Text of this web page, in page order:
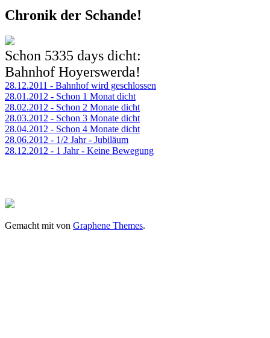
Chronik der Schande!
Schon 5335 days dicht:
Bahnhof Hoyerswerda!
28.12.2011 - Bahnhof wird geschlossen
28.01.2012 - Schon 1 Monat dicht
28.02.2012 - Schon 2 Monate dicht
28.03.2012 - Schon 3 Monate dicht
28.04.2012 - Schon 4 Monate dicht
28.06.2012 - 1/2 Jahr - Jubiläum
28.12.2012 - 1 Jahr - Keine Bewegung
Gemacht mit von Graphene Themes.